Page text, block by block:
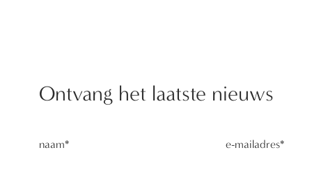
Ontvang het laatste nieuws
naam* e-mailadres*